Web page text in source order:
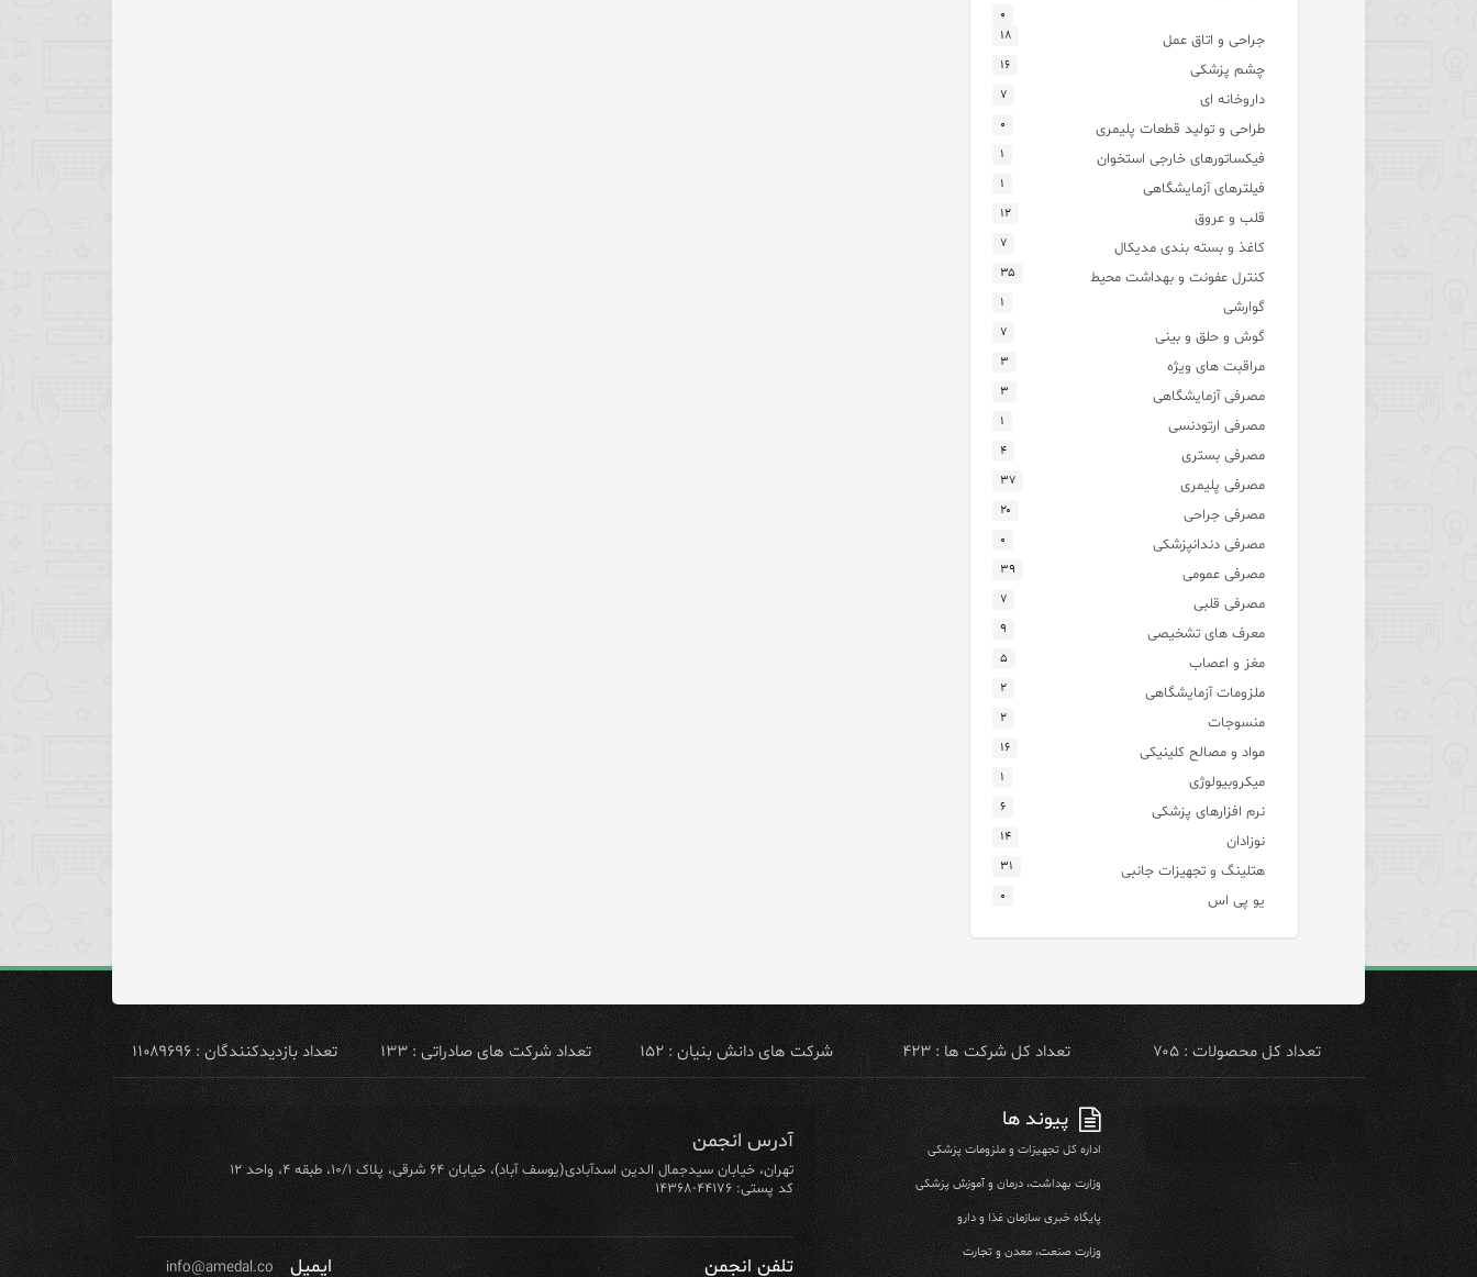
۰
جراحی و اتاق عمل ۱۸
چشم پزشکی ۱۶
داروخانه ای ۷
طراحی و تولید قطعات پلیمری ۰
فیکساتورهای خارجی استخوان ۱
فیلترهای آزمایشگاهی ۱
قلب و عروق ۱۲
کاغذ و بسته بندی مدیکال ۷
کنترل عفونت و بهداشت محیط ۳۵
گوارشی ۱
گوش و حلق و بینی ۷
مراقبت های ویژه ۳
مصرفی آزمایشگاهی ۳
مصرفی ارتودنسی ۱
مصرفی بستری ۴
مصرفی پلیمری ۳۷
مصرفی جراحی ۲۰
مصرفی دندانپزشکی ۰
مصرفی عمومی ۳۹
مصرفی قلبی ۷
معرف های تشخیصی ۹
مغز و اعصاب ۵
ملزومات آزمایشگاهی ۲
منسوجات ۲
مواد و مصالح کلینیکی ۱۶
میکروبیولوژی ۱
نرم افزارهای پزشکی ۶
نوزادان ۱۴
هتلینگ و تجهیزات جانبی ۳۱
یو پی اس ۰
تعداد کل محصولات : ۷۰۵ تعداد کل شرکت ها : ۴۲۳ شرکت های دانش بنیان : ۱۵۲ تعداد شرکت های صادراتی : ۱۳۳ تعداد بازدیدکنندگان : ۱۱۰۸۹۶۹۶
پیوند ها
اداره کل تجهیزات و ملزومات پزشکی
وزارت بهداشت، درمان و آموزش پزشکی
پایگاه خبری سازمان غذا و دارو
وزارت صنعت، معدن و تجارت
آدرس انجمن
تهران، خیابان سیدجمال الدین اسدآبادی(یوسف آباد)، خیابان ۶۴ شرقی، پلاک ۱۰/۱، طبقه ۴، واحد ۱۲
کد پستی: ۴۴۱۷۶-۱۴۳۶۸
تلفن انجمن ایمیل info@amedal.co